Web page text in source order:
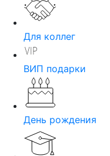
Для коллег
ВИП подарки
День рождения